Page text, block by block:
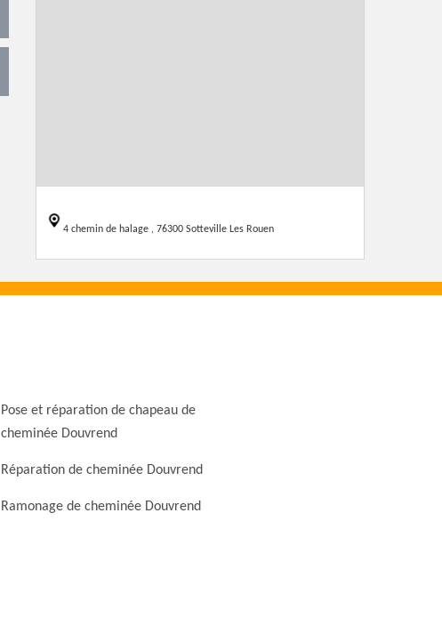
4 chemin de halage , 76300 Sotteville Les Rouen
Pose et réparation de chapeau de
cheminée Douvrend
Réparation de cheminée Douvrend
Ramonage de cheminée Douvrend